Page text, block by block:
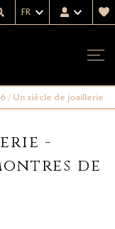
FR
/Un siècle de joaillerie
-
de